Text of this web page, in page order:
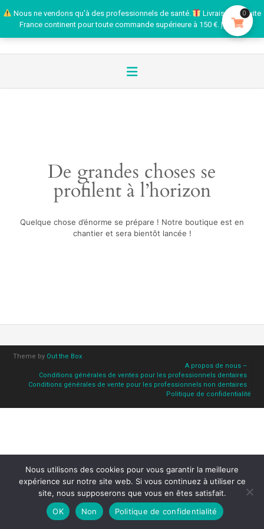
Nous ne vendons qu'à des professionnels de santé.
Livraison gratuite
France continent pour toute commande supérieure à 150 €. Ignorer
De grandes choses se
profilent à l’horizon
Quelque chose d’énorme se prépare ! Notre boutique est en
chantier et sera bientôt lancée !
Theme by Out the Box
A propos de nous –
Conditions générales de ventes pour les professionnels dentaires
Conditions générales de vente pour les professionnels non dentaires
Politique de confidentialité
0
Nous utilisons des cookies pour vous garantir la meilleure
expérience sur notre site web. Si vous continuez à utiliser ce
site, nous supposerons que vous en êtes satisfait.
OK
Non Politique de confidentialité